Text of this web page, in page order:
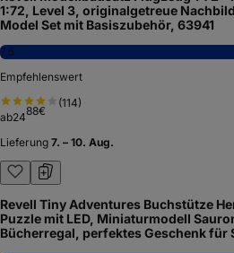
1:72, Level 3, originalgetreue
Model Set mit Basiszubehör, 63941
7,5
Empfehlenswert
(114)
ab2488€
Lieferung 7. – 10. Aug.
Revell Tiny Adventures Buchstütze
Puzzle mit LED, Miniaturmodell
Bücherregal, perfektes Geschenk für